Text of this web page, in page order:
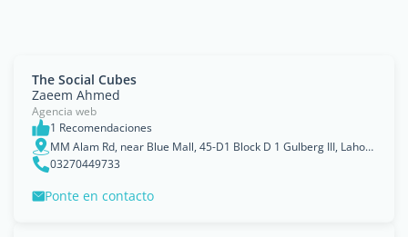
The Social Cubes
Zaeem Ahmed
Agencia web
1 Recomendaciones
MM Alam Rd, near Blue Mall, 45-D1 Block D 1 Gulberg III, Lahore, Punjab 54660
03270449733
Ponte en contacto